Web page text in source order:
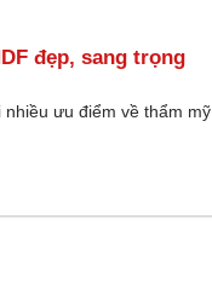
đẹp, sang trọng
ưu điểm về thẩm mỹ